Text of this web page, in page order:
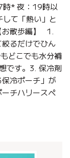
時* 夜：19時以
て「熱い」と
お散歩編】 1.
るだけでひん
どこでも水分補
です。3. 保冷剤
冷ポーチ」が
チハリースペ